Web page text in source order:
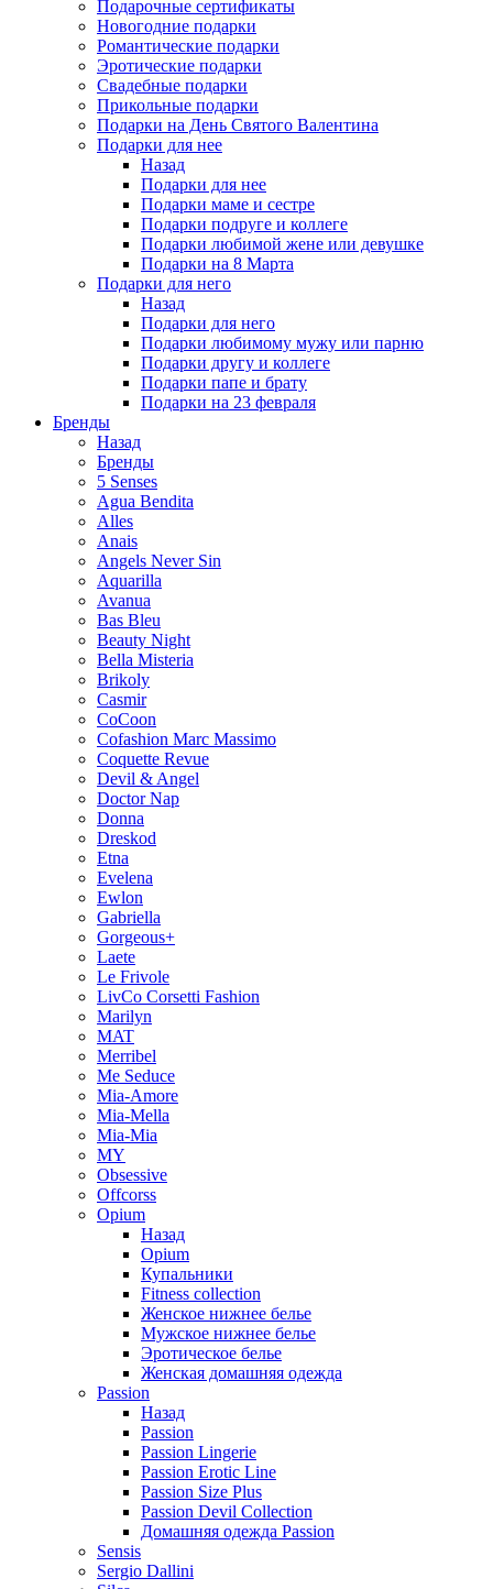
Подарочные сертификаты
Новогодние подарки
Романтические подарки
Эротические подарки
Свадебные подарки
Прикольные подарки
Подарки на День Святого Валентина
Подарки для нее
Назад
Подарки для нее
Подарки маме и сестре
Подарки подруге и коллеге
Подарки любимой жене или девушке
Подарки на 8 Марта
Подарки для него
Назад
Подарки для него
Подарки любимому мужу или парню
Подарки другу и коллеге
Подарки папе и брату
Подарки на 23 февраля
Бренды
Назад
Бренды
5 Senses
Agua Bendita
Alles
Anais
Angels Never Sin
Aquarilla
Avanua
Bas Bleu
Beauty Night
Bella Misteria
Brikoly
Casmir
CoCoon
Cofashion Marc Massimo
Coquette Revue
Devil & Angel
Doctor Nap
Donna
Dreskod
Etna
Evelena
Ewlon
Gabriella
Gorgeous+
Laete
Le Frivole
LivCo Corsetti Fashion
Marilyn
MAT
Merribel
Me Seduce
Mia-Amore
Mia-Mella
Mia-Mia
MY
Obsessive
Offcorss
Opium
Назад
Opium
Купальники
Fitness collection
Женское нижнее белье
Мужское нижнее белье
Эротическое белье
Женская домашняя одежда
Passion
Назад
Passion
Passion Lingerie
Passion Erotic Line
Passion Size Plus
Passion Devil Collection
Домашняя одежда Passion
Sensis
Sergio Dallini